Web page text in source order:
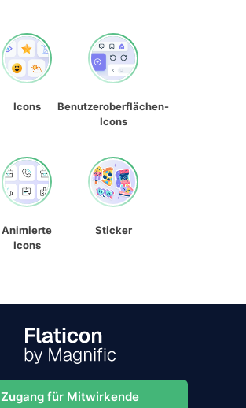
Icons
Benutzeroberflächen-
Icons
Animierte
Icons
Sticker
Zugang für Mitwirkende